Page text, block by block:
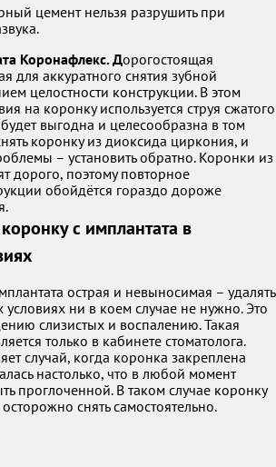
цемент нельзя разрушить при
Коронафлекс. Дорогостоящая
для аккуратного снятия зубной
целостности конструкции. В этом
на коронку используется струя сжатого
выгодна и целесообразна в том
коронку из диоксида циркония, и
– установить обратно. Коронки из
дорого, поэтому повторное
обойдётся гораздо дороже
с имплантата в
острая и невыносимая – удалять
ни в коем случае не нужно. Это
слизистых и воспалению. Такая
только в кабинете стоматолога.
случай, когда коронка закреплена
настолько, что в любой момент
проглоченной. В таком случае коронку
снять самостоятельно.